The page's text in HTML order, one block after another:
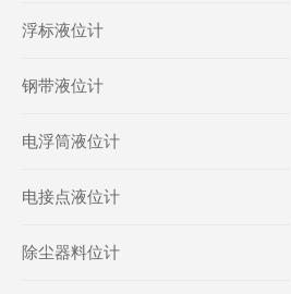
浮标液位计
钢带液位计
电浮筒液位计
电接点液位计
除尘器料位计